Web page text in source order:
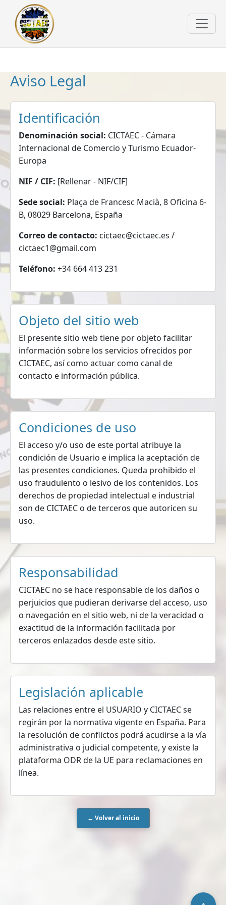
Aviso Legal
Identificación
Denominación social: CICTAEC - Cámara
Internacional de Comercio y Turismo Ecuador-
Europa
NIF / CIF: [Rellenar - NIF/CIF]
Sede social: Plaça de Francesc Macià, 8 Oficina 6-
B, 08029 Barcelona, España
Correo de contacto: cictaec@cictaec.es /
cictaec1@gmail.com
Teléfono: +34 664 413 231
Objeto del sitio web
El presente sitio web tiene por objeto facilitar
información sobre los servicios ofrecidos por
CICTAEC, así como actuar como canal de
contacto e información pública.
Condiciones de uso
El acceso y/o uso de este portal atribuye la
condición de Usuario e implica la aceptación de
las presentes condiciones. Queda prohibido el
uso fraudulento o lesivo de los contenidos. Los
derechos de propiedad intelectual e industrial
son de CICTAEC o de terceros que autoricen su
uso.
Responsabilidad
CICTAEC no se hace responsable de los daños o
perjuicios que pudieran derivarse del acceso, uso
o navegación en el sitio web, ni de la veracidad o
exactitud de la información facilitada por
terceros enlazados desde este sitio.
Legislación aplicable
Las relaciones entre el USUARIO y CICTAEC se
regirán por la normativa vigente en España. Para
la resolución de conflictos podrá acudirse a la vía
administrativa o judicial competente, y existe la
plataforma ODR de la UE para reclamaciones en
línea.
← Volver al inicio